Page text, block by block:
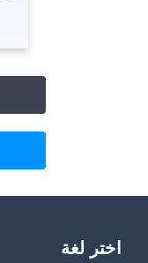
اختر لغة